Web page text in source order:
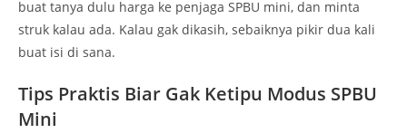
buat tanya dulu harga ke penjaga SPBU mini, dan minta
struk kalau ada. Kalau gak dikasih, sebaiknya pikir dua kali
buat isi di sana.
Tips Praktis Biar Gak Ketipu Modus SPBU
Mini